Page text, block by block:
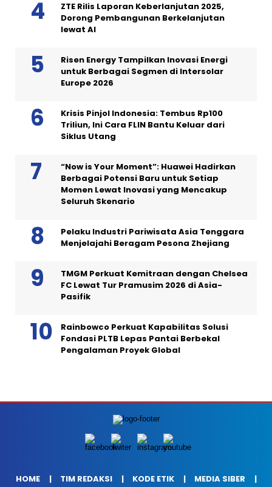
ZTE Rilis Laporan Keberlanjutan 2025,
Dorong Pembangunan Berkelanjutan
lewat AI
Risen Energy Tampilkan Inovasi Energi
untuk Berbagai Segmen di Intersolar
Europe 2026
Krisis Pinjol Indonesia: Tembus Rp100
Triliun, Ini Cara FLIN Bantu Keluar dari
Siklus Utang
“Now is Your Moment”: Huawei Hadirkan
Berbagai Potensi Baru untuk Setiap
Momen Lewat Inovasi yang Mencakup
Seluruh Skenario
Pelaku Industri Pariwisata Asia Tenggara
Menjelajahi Beragam Pesona Zhejiang
TMGM Perkuat Kemitraan dengan Chelsea
FC Lewat Tur Pramusim 2026 di Asia-
Pasifik
Rainbowco Perkuat Kapabilitas Solusi
Fondasi PLTB Lepas Pantai Berbekal
Pengalaman Proyek Global
HOME TIM REDAKSI KODE ETIK MEDIA SIBER